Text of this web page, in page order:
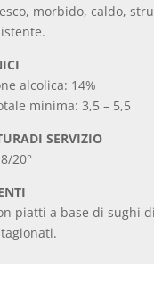
morbido, caldo,
alcolica: 14%
minima: 3,5 – 5,5
SERVIZIO
20°
piatti a base di sughi